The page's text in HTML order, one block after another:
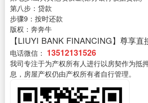
第八步：贷款
步骤9：按时还款
版权：奔奔牛
【LIUYI BANK FINANCING】尊享直
电话微信： 13512131526
我司专注于为产权所有人进行以房契作为抵
息，房屋产权仍由产权所有者自行管理。